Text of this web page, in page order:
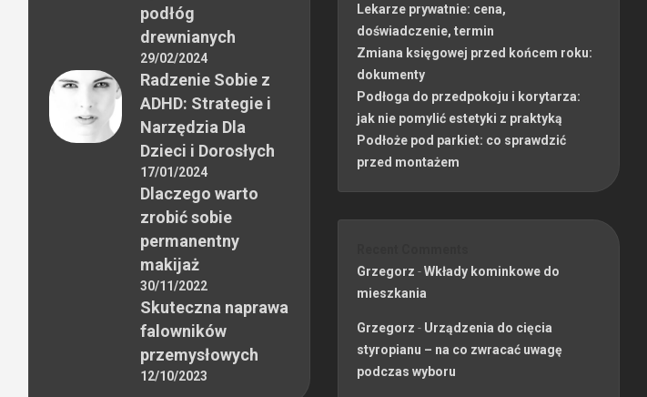
Lekarze prywatnie: cena,
doświadczenie, termin
Zmiana księgowej przed końcem roku:
dokumenty
Podłoga do przedpokoju i korytarza:
jak nie pomylić estetyki z praktyką
Podłoże pod parkiet: co sprawdzić
przed montażem
Grzegorz -Wkłady kominkowe do
mieszkania
Grzegorz - Urządzenia do cięcia
styropianu – na co zwracać uwagę
podczas wyboru
podłóg
drewnianych
29/02/2024
Radzenie Sobie z
ADHD: Strategie i
Narzędzia Dla
Dzieci i Dorosłych
17/01/2024
Dlaczego warto
zrobić sobie
permanentny
makijaż
30/11/2022
Skuteczna naprawa
falowników
przemysłowych
12/10/2023